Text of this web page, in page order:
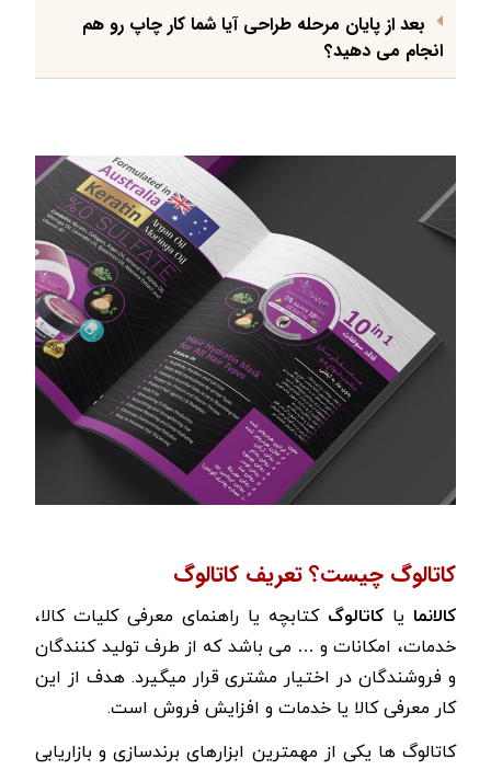
بعد از پایان مرحله طراحی آیا شما کار چاپ رو هم
انجام می دهید؟
کاتالوگ چیست؟ تعریف کاتالوگ
کالانما یاکاتالوگکتابچه یا راهنمای معرفی کلیات کالا،
خدمات، امکانات و … می باشدکه از طرف تولید کنندگان
و فروشندگان در اختیار مشتری قرار میگیرد. هدف از این
کار معرفی کالا یا خدمات و افزایش فروش است.
کاتالوگ ها یکی از مهمترین ابزارهای برندسازی و بازاریابی